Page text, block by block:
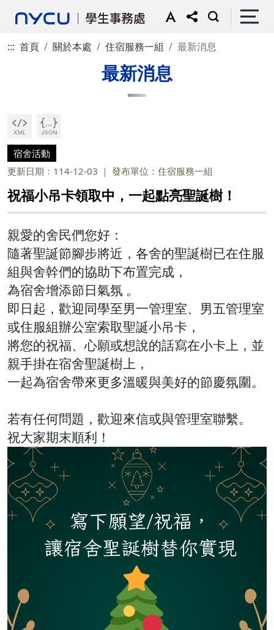
::: 首頁 關於本處 住宿服務一組 最新消息
最新消息
宿舍活動
更新日期：114-12-03
發布單位：住宿服務一組
祝福小吊卡領取中，一起點亮聖誕樹！
親愛的舍民們您好：
隨著聖誕節腳步將近，各舍的聖誕樹已在住服
組與舍幹們的協助下布置完成，
為宿舍增添節日氣氛 。
即日起，歡迎同學至男一管理室、男五管理室
或住服組辦公室索取聖誕小吊卡，
將您的祝福、心願或想說的話寫在小卡上，並
親手掛在宿舍聖誕樹上，
一起為宿舍帶來更多溫暖與美好的節慶氛圍。
若有任何問題，歡迎來信或與管理室聯繫。
祝大家期末順利！